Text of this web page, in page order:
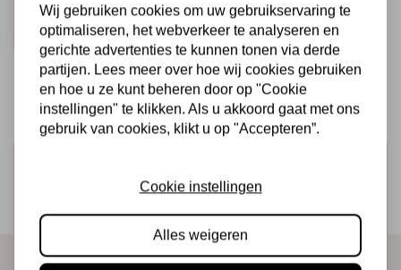
Snel toevoegen
Ontvang als eerste onze actie en nieuwe producten
direct in je mailbox!
Wij gebruiken cookies om uw gebruikservaring te
optimaliseren, het webverkeer te analyseren en
gerichte advertenties te kunnen tonen via derde
partijen. Lees meer over hoe wij cookies gebruiken
en hoe u ze kunt beheren door op "Cookie
instellingen" te klikken. Als u akkoord gaat met ons
gebruik van cookies, klikt u op "Accepteren”.
Cookie instellingen
Alles weigeren